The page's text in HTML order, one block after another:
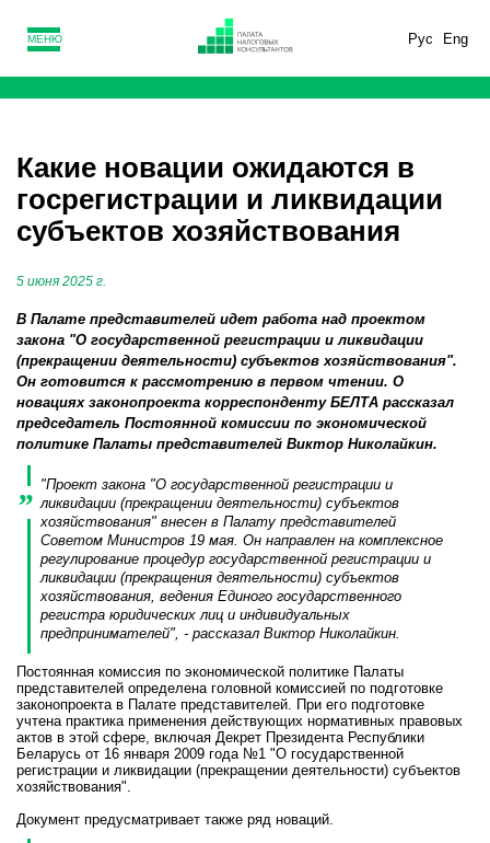
Рус Eng
МЕНЮ
Какие новации ожидаются в
госрегистрации и ликвидации
субъектов хозяйствования
5 июня 2025 г.
В Палате представителей идет работа над проектом
закона "О государственной регистрации и ликвидации
(прекращении деятельности) субъектов хозяйствования".
Он готовится к рассмотрению в первом чтении. О
новациях законопроекта корреспонденту БЕЛТА рассказал
председатель Постоянной комиссии по экономической
политике Палаты представителей Виктор Николайкин.
"Проект закона "О государственной регистрации и
ликвидации (прекращении деятельности) субъектов
хозяйствования" внесен в Палату представителей
Советом Министров 19 мая. Он направлен на комплексное
регулирование процедур государственной регистрации и
ликвидации (прекращения деятельности) субъектов
хозяйствования, ведения Единого государственного
регистра юридических лиц и индивидуальных
предпринимателей", - рассказал Виктор Николайкин.
Постоянная комиссия по экономической политике Палаты
представителей определена головной комиссией по подготовке
законопроекта в Палате представителей. При его подготовке
учтена практика применения действующих нормативных правовых
актов в этой сфере, включая Декрет Президента Республики
Беларусь от 16 января 2009 года №1 "О государственной
регистрации и ликвидации (прекращении деятельности) субъектов
хозяйствования".
Документ предусматривает также ряд новаций.